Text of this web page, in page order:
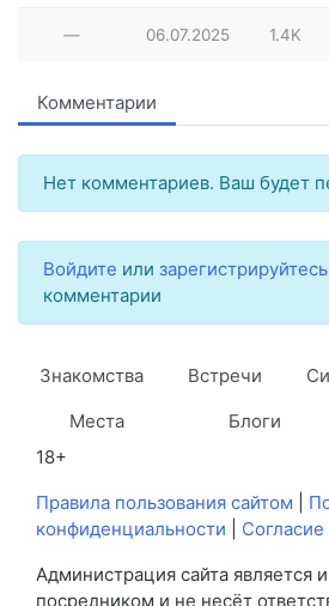
— 06.07.2025 1.4K
Комментарии
Нет комментариев. Ваш будет
Войдите или зарегистрируйтесь
комментарии
Знакомства Встречи
Места
Блоги
18+
Правила пользования сайтом
конфиденциальности
Администрация сайта
посредником и не несёт